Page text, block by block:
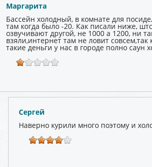
Маргарита
Бассейн холодный, в комнате для
там когда было -20. Как писали ниже,
озвучивают другой, не 1000 а 1200, ни
взяли,интернет там не ловит
такие деньги у нас в городе полно саун
Сергей
Наверно курили много поэтому и